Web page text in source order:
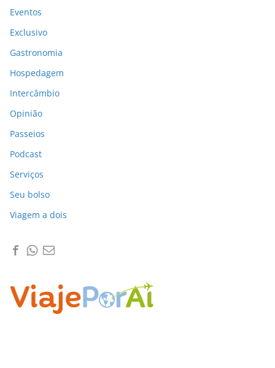
Eventos
Exclusivo
Gastronomia
Hospedagem
Intercâmbio
Opinião
Passeios
Podcast
Serviços
Seu bolso
Viagem a dois